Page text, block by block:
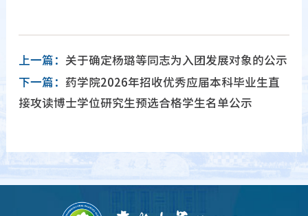
上一篇： 关于确定杨璐等同志为入团发展对象的公示
下一篇： 药学院2026年招收优秀应届本科毕业生直
接攻读博士学位研究生预选合格学生名单公示